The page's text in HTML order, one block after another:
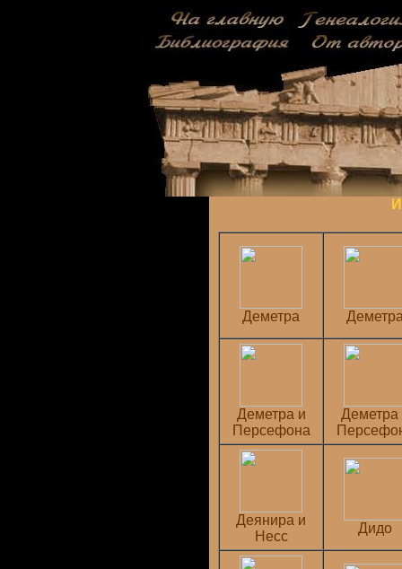
Деметра
Деметра и
Персефона
Деметра
Деянира и
Несс
Дидо